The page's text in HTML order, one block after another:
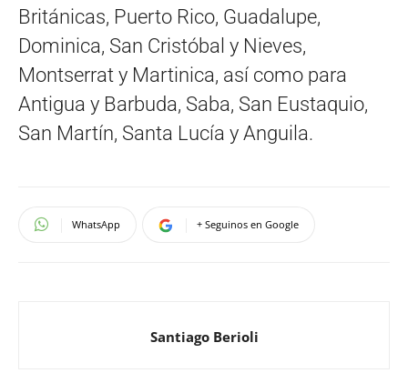
Británicas, Puerto Rico, Guadalupe,
Dominica, San Cristóbal y Nieves,
Montserrat y Martinica, así como para
Antigua y Barbuda, Saba, San Eustaquio,
San Martín, Santa Lucía y Anguila.
WhatsApp + Seguinos en Google
Santiago Berioli